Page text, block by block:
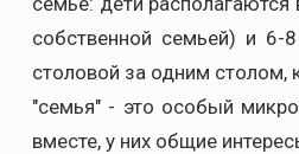
собственной семьей) и
столовой за одним
"семья" - это особый
вместе, у них общие